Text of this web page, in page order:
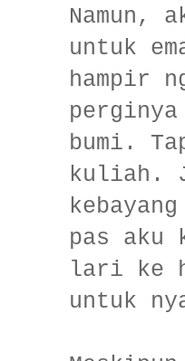
Namun,
untuk
hampir
bumi.
kuliah.
pas aku
lari ke
untuk